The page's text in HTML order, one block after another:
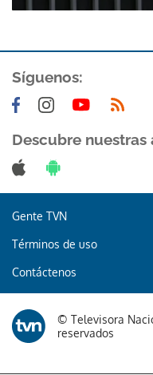
Gracias por
Síguenos:
Descubre nuestras
Gente TVN
Términos de uso
Contáctenos
© Televisora
reservados